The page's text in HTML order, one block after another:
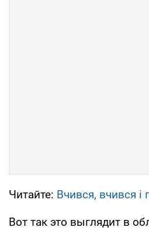
Читайте: Вчився, вчився і
Вот так это выглядит в